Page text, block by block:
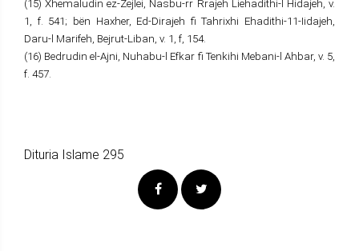
(15) Xhemaludin ez-Zejlei, Nasbu-rr Rrajeh Ĺiehadithi-l Hidajeh, v.
1, f. 541; bën Haxher, Ed-Dirajeh fi Tahrixhi Ehadithi-11-Iidajeh,
Daru-l Marifeh, Bejrut-Liban, v. 1, f, 154.
(16) Bedrudin el-Ajni, Nuhabu-l Efkar fi Tenkihi Mebani-l Ahbar, v. 5,
f. 457.
Dituria Islame 295